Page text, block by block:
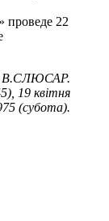
проведе 22
В.СЛЮСАР.
19 квітня
(субота).